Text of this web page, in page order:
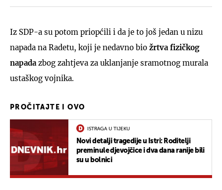
Iz SDP-a su potom priopćili i da je to još jedan u nizu
napada na Radetu, koji je nedavno bio žrtva fizičkog
napada zbog zahtjeva za uklanjanje sramotnog murala
ustaškog vojnika.
PROČITAJTE I OVO
ISTRAGA U TIJEKU
Novi detalji tragedije u Istri: Roditelji
preminule djevojčice i dva dana ranije bili
su u bolnici